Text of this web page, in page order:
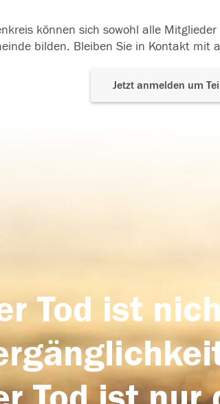
können sich sowohl alle
bilden. Bleiben Sie in Kontakt
Jetzt anmelden um
Tod ist